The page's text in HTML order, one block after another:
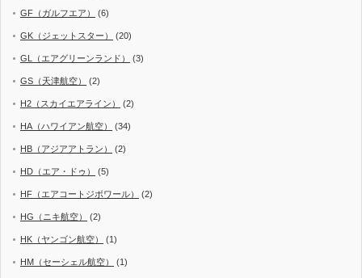
GF（ガルフエア） (6)
GK（ジェットスター） (20)
GL（エアグリーンランド） (3)
GS（天津航空） (2)
H2（スカイエアライン） (2)
HA（ハワイアン航空） (34)
HB（アジアアトラン） (2)
HD（エア・ドゥ） (5)
HF（エアコートジボワール） (2)
HG（ニキ航空） (2)
HK（ヤンゴン航空） (1)
HM（セーシェル航空） (1)